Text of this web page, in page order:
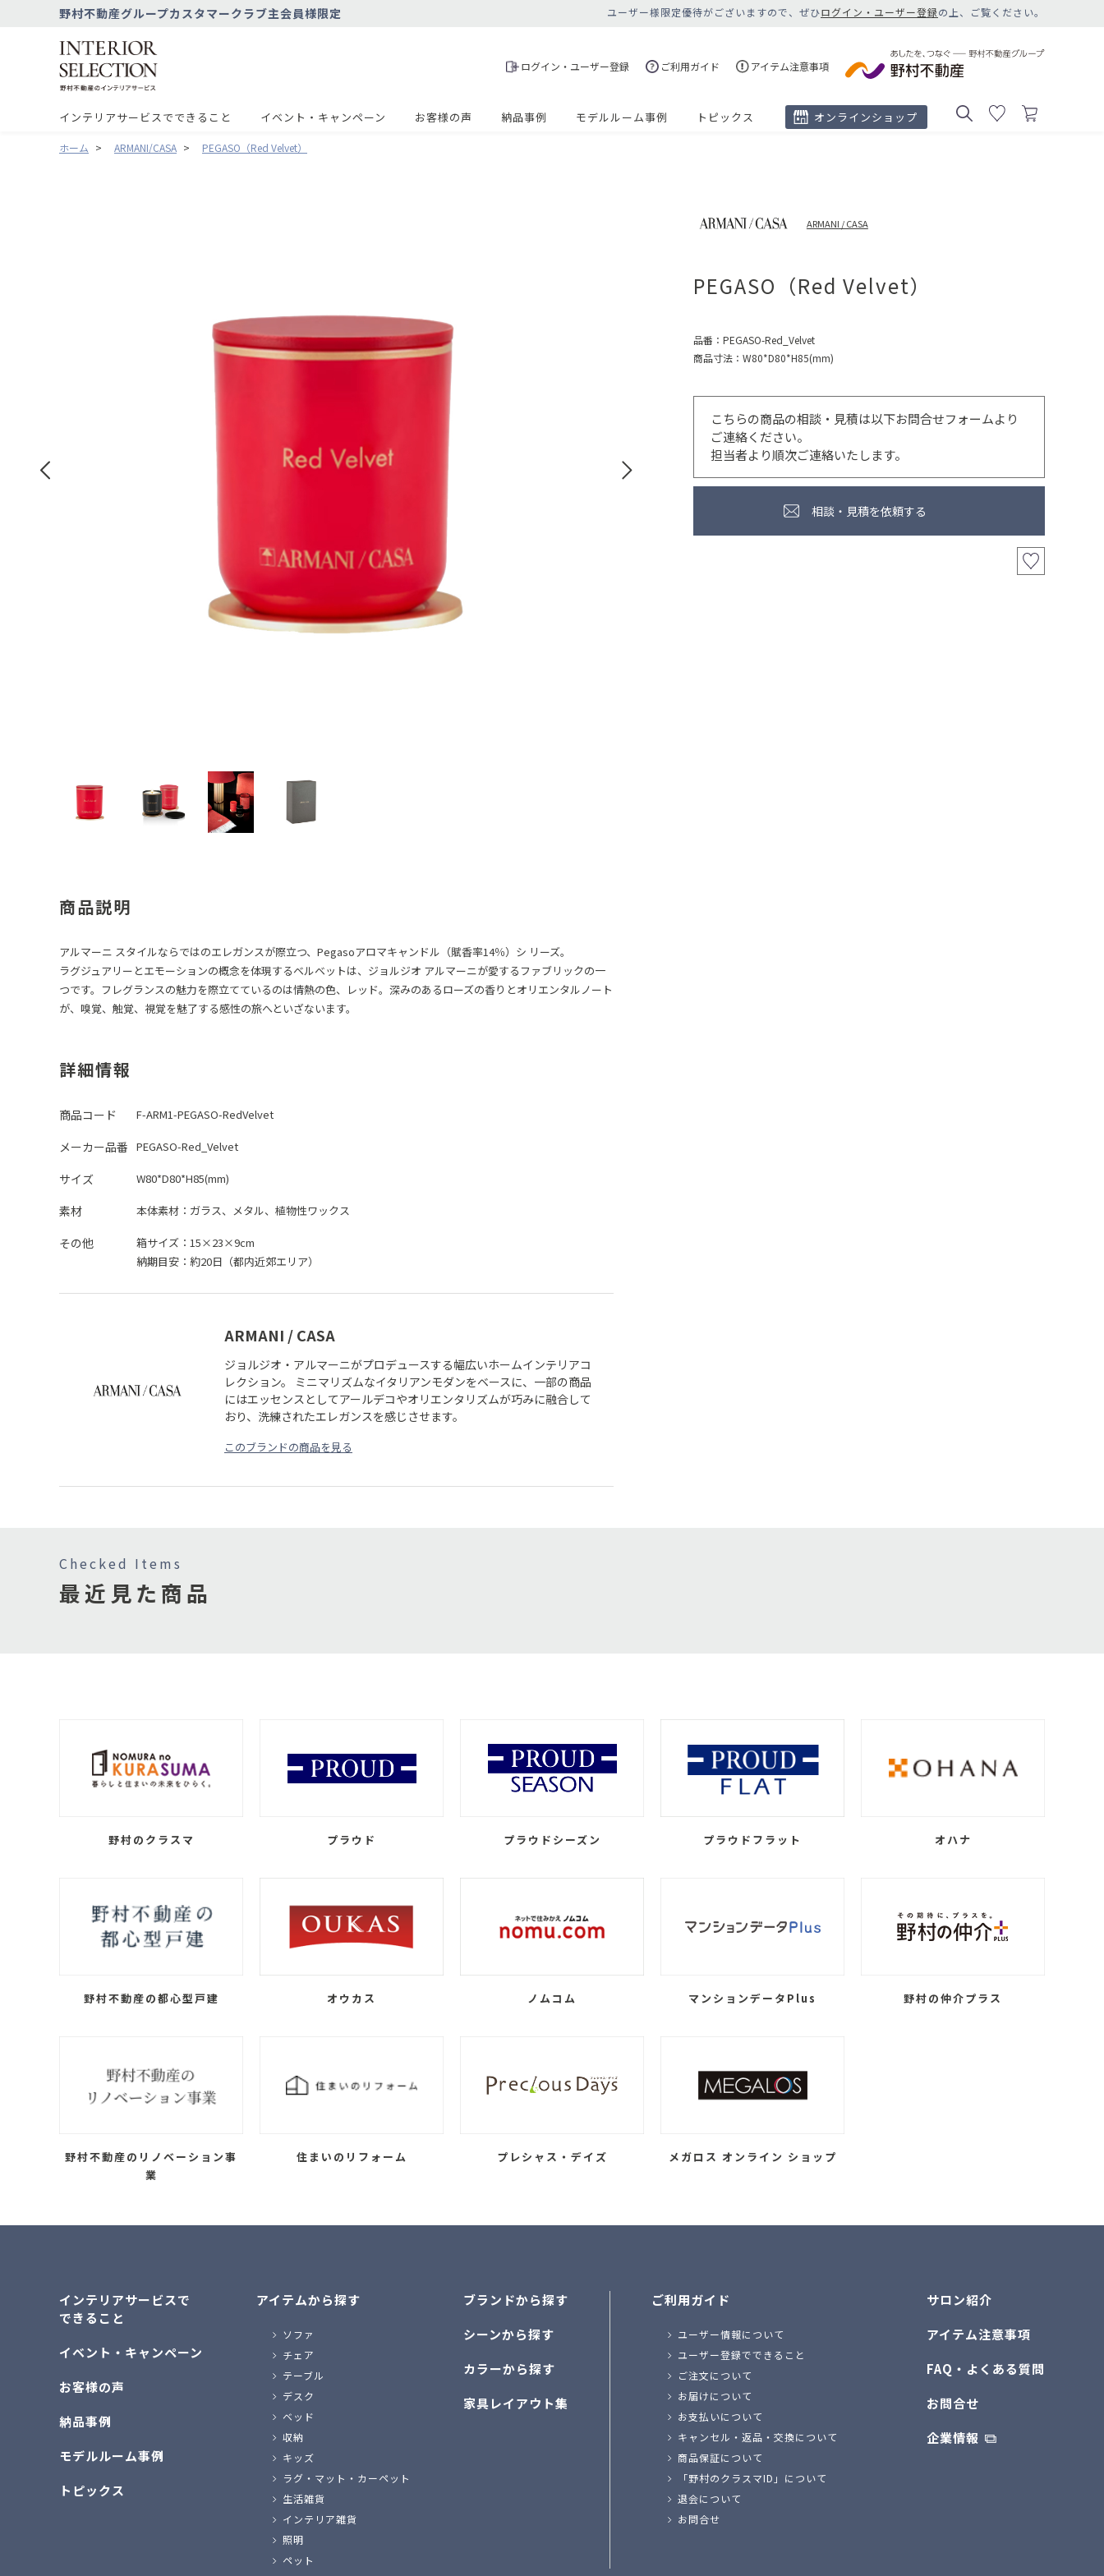
野村不動産グループカスタマークラブ主会員様限定 ユーザー様限定優待がございますので、ぜひログイン・ユーザー登録の上、ご覧ください。
ログイン・ユーザー登録 ご利用ガイド アイテム注意事項
インテリアサービスでできること イベント・キャンペーン お客様の声 納品事例 モデルルーム事例 トピックス オンラインショップ
ホーム > ARMANI/CASA > PEGASO（Red Velvet）
商品説明
アルマーニ スタイルならではのエレガンスが際立つ、Pegasoアロマキャンドル（賦香率14％）シ リーズ。
ラグジュアリーとエモーションの概念を体現するベルベットは、ジョルジオ アルマーニが愛するファブリックの一
つです。フレグランスの魅力を際立てているのは情熱の色、レッド。深みのあるローズの香りとオリエンタルノート
が、嗅覚、触覚、視覚を魅了する感性の旅へといざないます。
詳細情報
商品コード F-ARM1-PEGASO-RedVelvet
メーカー品番 PEGASO-Red_Velvet
サイズ W80*D80*H85(mm)
素材 本体素材： ガラス、メタル、植物性ワックス
その他
箱サイズ：15×23×9cm
納期目安：約20日（都内近郊エリア）
ARMANI / CASA
ジョルジオ・アルマーニがプロデュースする幅広いホームインテリアコ
レクション。 ミニマリズムなイタリアンモダンをベースに、一部の商品
にはエッセンスとしてアールデコやオリエンタリズムが巧みに融合して
おり、洗練されたエレガンスを感じさせます。
このブランドの商品を見る
ARMANI / CASA
PEGASO（Red Velvet）
品番： PEGASO-Red_Velvet
商品寸法： W80*D80*H85(mm)
こちらの商品の相談・見積は以下お問合せフォームより
ご連絡ください。
担当者より順次ご連絡いたします。
相談・見積を依頼する
Checked Items
最近見た商品
野村のクラスマ プラウド プラウドシーズン プラウドフラット オハナ
野村不動産の都心型戸建 オウカス ノムコム マンションデータPlus 野村の仲介プラス
野村不動産のリノベーション事
業
住まいのリフォーム プレシャス・デイズ メガロス オンライン ショップ
インテリアサービスで
できること
イベント・キャンペーン
お客様の声
納品事例
モデルルーム事例
トピックス
アイテムから探す
ソファ
チェア
テーブル
デスク
ベッド
収納
キッズ
ラグ・マット・カーペット
生活雑貨
インテリア雑貨
照明
ペット
ブランドから探す
シーンから探す
カラーから探す
家具レイアウト集
ご利用ガイド
ユーザー情報について
ユーザー登録でできること
ご注文について
お届けについて
お支払いについて
キャンセル・返品・交換について
商品保証について
「野村のクラスマID」について
退会について
お問合せ
サロン紹介
アイテム注意事項
FAQ・よくある質問
お問合せ
企業情報